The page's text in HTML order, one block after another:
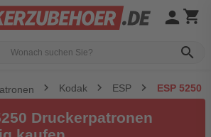
search
person shopping_cart
Kodak ESP ESP 5250
Druckerpatronen